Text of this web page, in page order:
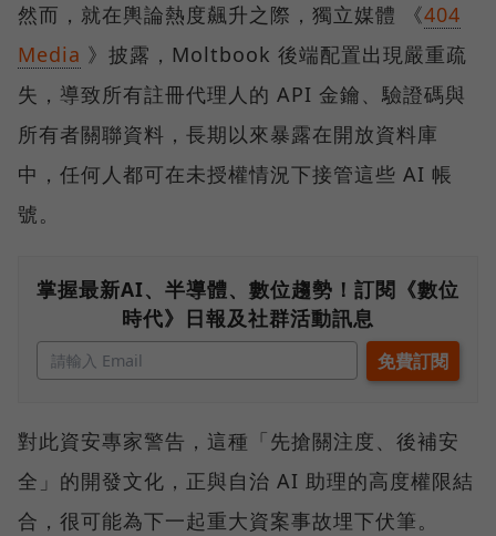
然而，就在輿論熱度飆升之際，獨立媒體 《404
Media 》披露，Moltbook 後端配置出現嚴重疏
失，導致所有註冊代理人的 API 金鑰、驗證碼與
所有者關聯資料，長期以來暴露在開放資料庫
中，任何人都可在未授權情況下接管這些 AI 帳
號。
掌握最新AI、半導體、數位趨勢！訂閱《數位
時代》日報及社群活動訊息
對此資安專家警告，這種「先搶關注度、後補安
全」的開發文化，正與自治 AI 助理的高度權限結
合，很可能為下一起重大資案事故埋下伏筆。